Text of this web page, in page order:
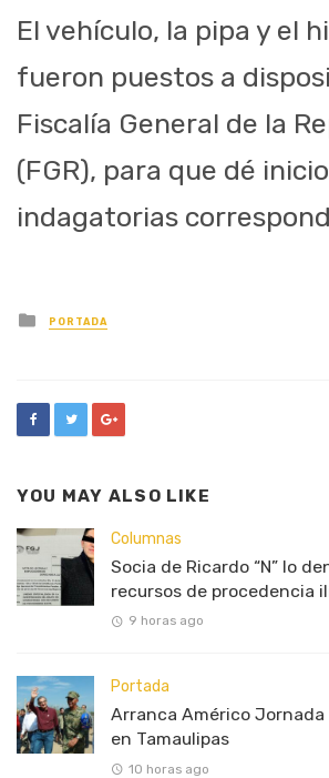
El vehículo, la pipa y el
fueron puestos a
Fiscalía General de la
(FGR), para que dé
indagatorias
Posted
in
PORTADA
YOU MAY ALSO LIKE
Columnas
Socia de Ricardo “N” lo
recursos de procedencia
9 horas ago
Portada
Arranca Américo
en Tamaulipas
10 horas ago